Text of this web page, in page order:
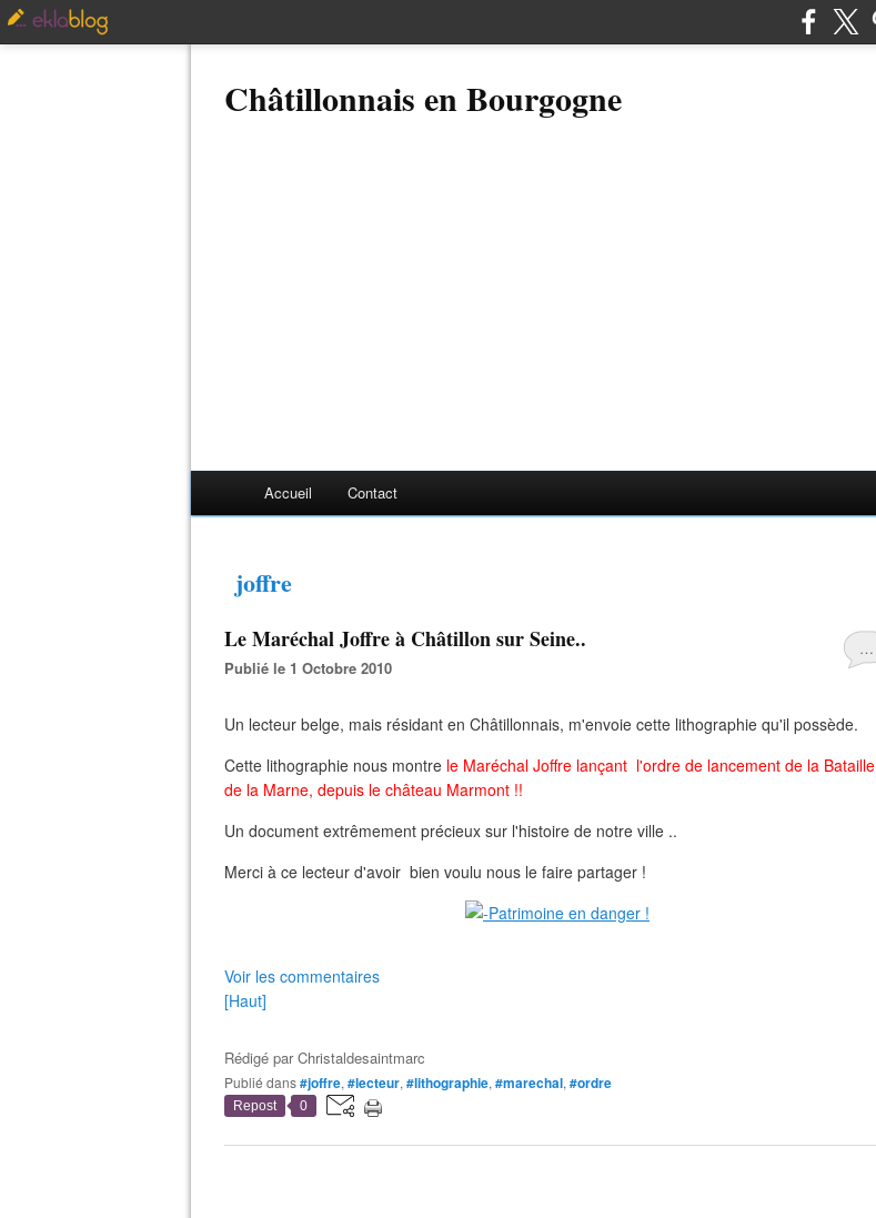
Châtillonnais en Bourgogne
Accueil Contact
joffre
…
Le Maréchal Joffre à Châtillon sur Seine..
Publié le 1 Octobre 2010
Un lecteur belge, mais résidant en Châtillonnais, m'envoie cette lithographie qu'il possède.
Cette lithographie nous montre le Maréchal Joffre lançant l'ordre de lancement de la Bataille
de la Marne, depuis le château Marmont !!
Un document extrêmement précieux sur l'histoire de notre ville ..
Merci à ce lecteur d'avoir bien voulu nous le faire partager !
Voir les commentaires
[Haut]
Rédigé parChristaldesaintmarc
Publié dans#joffre, #lecteur, #lithographie, #marechal, #ordre
Repost 0